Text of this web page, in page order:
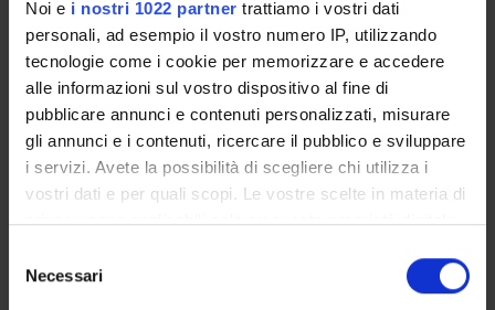
Noi e i nostri 1022 partner trattiamo i vostri dati
personali, ad esempio il vostro numero IP, utilizzando
tecnologie come i cookie per memorizzare e accedere
alle informazioni sul vostro dispositivo al fine di
pubblicare annunci e contenuti personalizzati, misurare
gli annunci e i contenuti, ricercare il pubblico e sviluppare
i servizi. Avete la possibilità di scegliere chi utilizza i
vostri dati e per quali scopi. Le vostre scelte in materia di
privacy sono applicabili solo su questa proprietà digitale
modificare o revocare il proprio consenso in qualsiasi
momento dalla Dichiarazione sui cookie o facendo clic
delNecessari
Bernardo Dalla Bernardina
Mario Pezzotti
Professore ordinario
SEZIONI
Sezione di Neuropsichiatria infantile